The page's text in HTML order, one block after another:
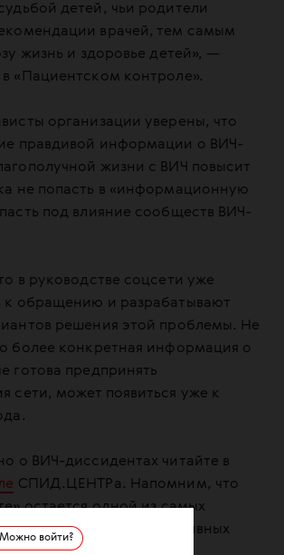
войти?
детей, чьи родители
врачей, тем самым
жизнь и здоровье детей», —
«Пациентском контроле».
организации уверены, что
правдивой информации о ВИЧ-
жизни с ВИЧ повысит
не попасть в «информационную
под влияние сообществ ВИЧ-
в руководстве соцсети уже
к обращению и разрабатывают
решения этой проблемы. Не
более конкретная информация о
готова предпринять
сети, может появиться уже к
о ВИЧ-диссидентах читайте в
СПИД.ЦЕНТРа. Напомним, что
остается одной из самых
и имеет 97 млн активных